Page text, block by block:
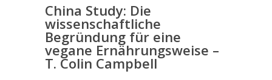
China Study: Die
wissenschaftliche
Begründung für eine
vegane Ernährungsweise –
T. Colin Campbell